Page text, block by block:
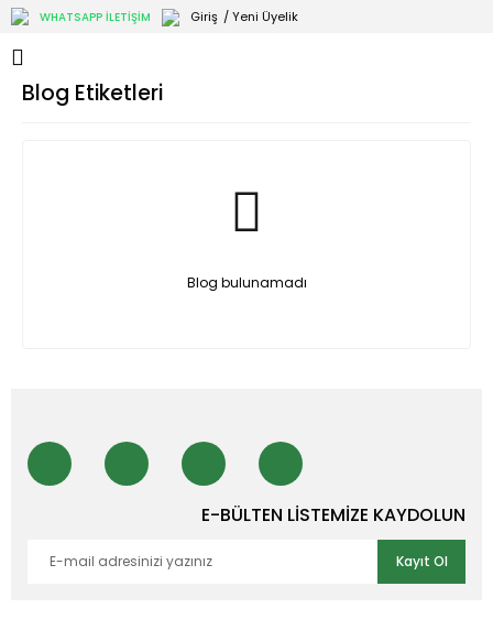
WHATSAPP İLETİŞİM Giriş / Yeni Üyelik
Blog Etiketleri
Blog bulunamadı
E-BÜLTEN LİSTEMİZE KAYDOLUN
Kayıt Ol